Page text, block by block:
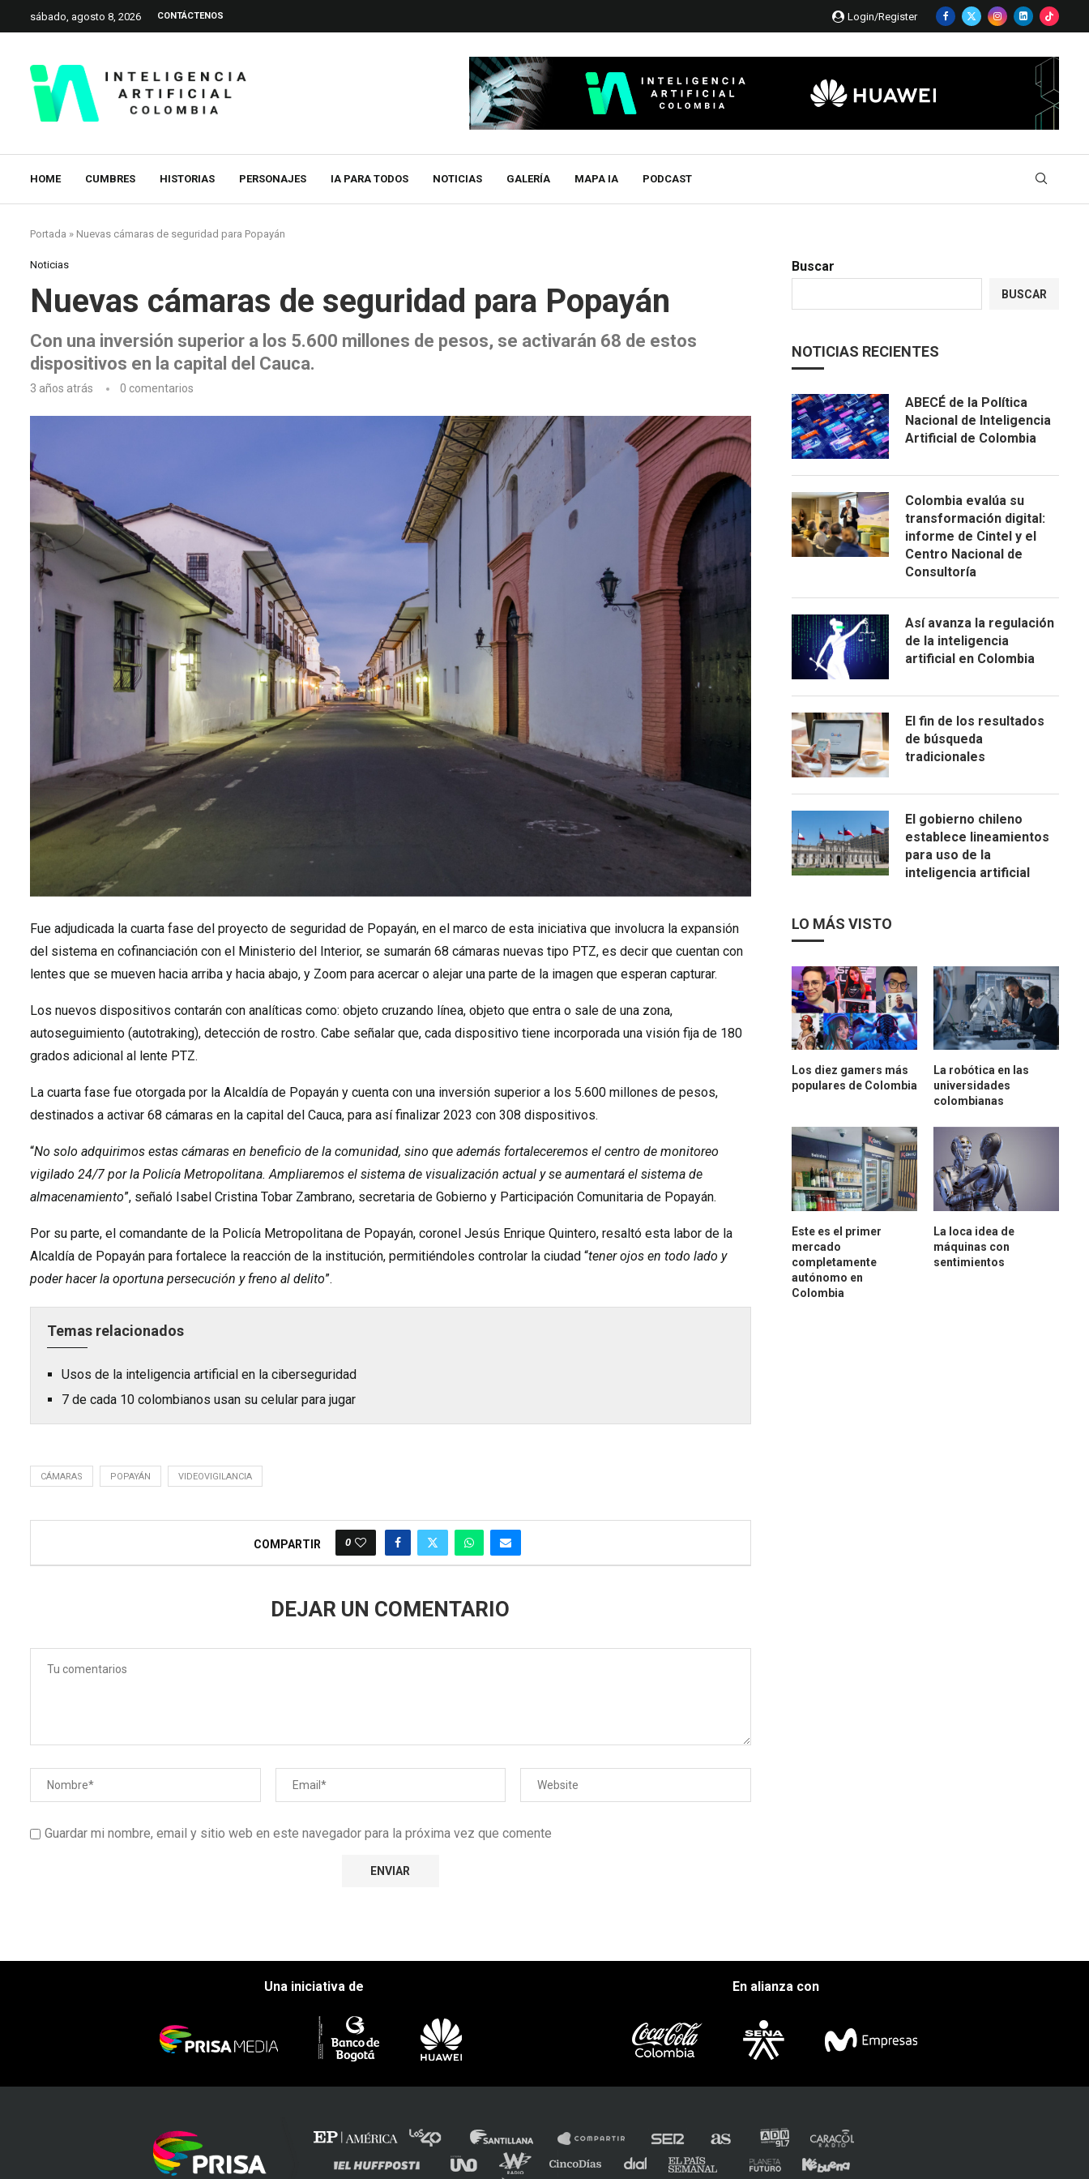
sábado, agosto 8, 2026 CONTÁCTENOS Login/Register
HOME CUMBRES HISTORIAS PERSONAJES IA PARA TODOS NOTICIAS GALERÍA MAPA IA PODCAST
Portada » Nuevas cámaras de seguridad para Popayán
Noticias
Nuevas cámaras de seguridad para Popayán
Con una inversión superior a los 5.600 millones de pesos, se activarán 68 de estos
dispositivos en la capital del Cauca.
3 años atrás 0 comentarios
Fue adjudicada la cuarta fase del proyecto de seguridad de Popayán, en el marco de esta iniciativa que involucra la expansión
del sistema en cofinanciación con el Ministerio del Interior, se sumarán 68 cámaras nuevas tipo PTZ, es decir que cuentan con
lentes que se mueven hacia arriba y hacia abajo, y Zoom para acercar o alejar una parte de la imagen que esperan capturar.
Los nuevos dispositivos contarán con analíticas como: objeto cruzando línea, objeto que entra o sale de una zona,
autoseguimiento (autotraking), detección de rostro. Cabe señalar que, cada dispositivo tiene incorporada una visión fija de 180
grados adicional al lente PTZ.
La cuarta fase fue otorgada por la Alcaldía de Popayán y cuenta con una inversión superior a los 5.600 millones de pesos,
destinados a activar 68 cámaras en la capital del Cauca, para así finalizar 2023 con 308 dispositivos.
“No solo adquirimos estas cámaras en beneficio de la comunidad, sino que además fortaleceremos el centro de monitoreo
vigilado 24/7 por la Policía Metropolitana. Ampliaremos el sistema de visualización actual y se aumentará el sistema de
almacenamiento”, señaló Isabel Cristina Tobar Zambrano, secretaria de Gobierno y Participación Comunitaria de Popayán.
Por su parte, el comandante de la Policía Metropolitana de Popayán, coronel Jesús Enrique Quintero, resaltó esta labor de la
Alcaldía de Popayán para fortalece la reacción de la institución, permitiéndoles controlar la ciudad “tener ojos en todo lado y
poder hacer la oportuna persecución y freno al delito”.
Temas relacionados
Usos de la inteligencia artificial en la ciberseguridad
7 de cada 10 colombianos usan su celular para jugar
CÁMARAS POPAYÁN VIDEOVIGILANCIA
COMPARTIR 0
DEJAR UN COMENTARIO
Guardar mi nombre, email y sitio web en este navegador para la próxima vez que comente
Buscar
BUSCAR
NOTICIAS RECIENTES
ABECÉ de la Política
Nacional de Inteligencia
Artificial de Colombia
Colombia evalúa su
transformación digital:
informe de Cintel y el
Centro Nacional de
Consultoría
Así avanza la regulación
de la inteligencia
artificial en Colombia
El fin de los resultados
de búsqueda
tradicionales
El gobierno chileno
establece lineamientos
para uso de la
inteligencia artificial
LO MÁS VISTO
Los diez gamers más
populares de Colombia
La robótica en las
universidades
colombianas
Este es el primer
mercado
completamente
autónomo en
Colombia
La loca idea de
máquinas con
sentimientos
Una iniciativa de En alianza con